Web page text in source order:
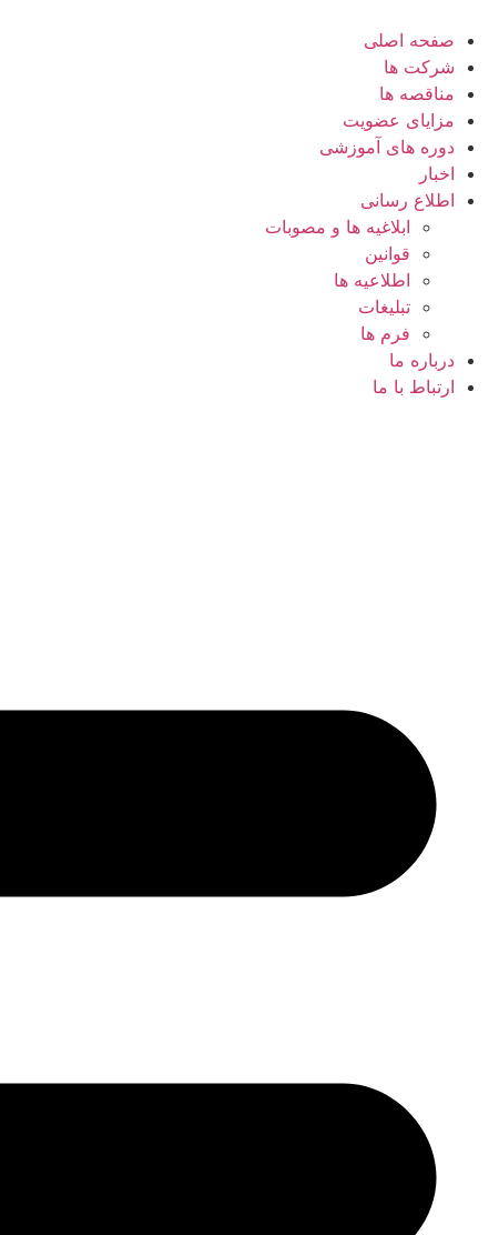
صفحه اصلی
شرکت ها
مناقصه ها
مزایای عضویت
دوره های آموزشی
اخبار
اطلاع رسانی
ابلاغیه ها و مصوبات
قوانین
اطلاعیه ها
تبلیغات
فرم ها
درباره ما
ارتباط با ما